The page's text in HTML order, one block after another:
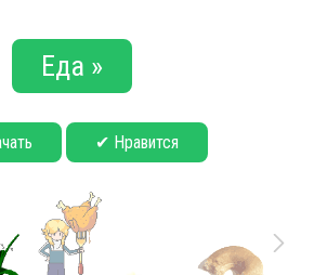
Еда »
✔ Нравится